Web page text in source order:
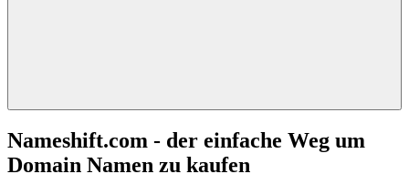
Nameshift.com - der einfache Weg um
Domain Namen zu kaufen